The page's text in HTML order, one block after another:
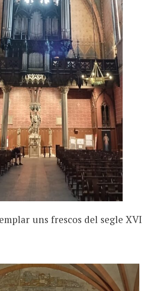
uns frescos del segle XVI